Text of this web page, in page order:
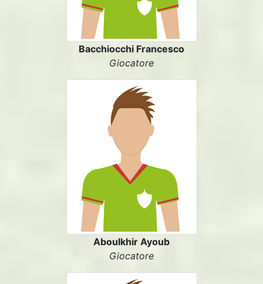
Bacchiocchi Francesco
Giocatore
Aboulkhir Ayoub
Giocatore